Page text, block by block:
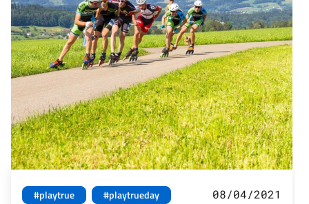
#playtrue
#playtrueday
08/04/2021